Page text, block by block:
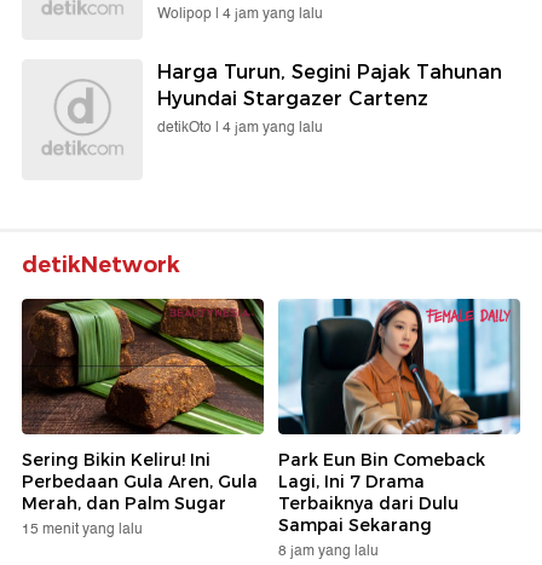
Wolipop | 4 jam yang lalu
Harga Turun, Segini Pajak Tahunan
Hyundai Stargazer Cartenz
detikOto | 4 jam yang lalu
detikNetwork
Sering Bikin Keliru! Ini
Perbedaan Gula Aren, Gula
Merah, dan Palm Sugar
15 menit yang lalu
Park Eun Bin Comeback
Lagi, Ini 7 Drama
Terbaiknya dari Dulu
Sampai Sekarang
8 jam yang lalu